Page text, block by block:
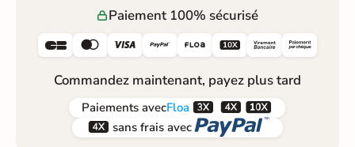
Paiement 100% sécurisé
     
Commandez maintenant, payez plus tard
Paiements avecFloa  
 sans frais avec 